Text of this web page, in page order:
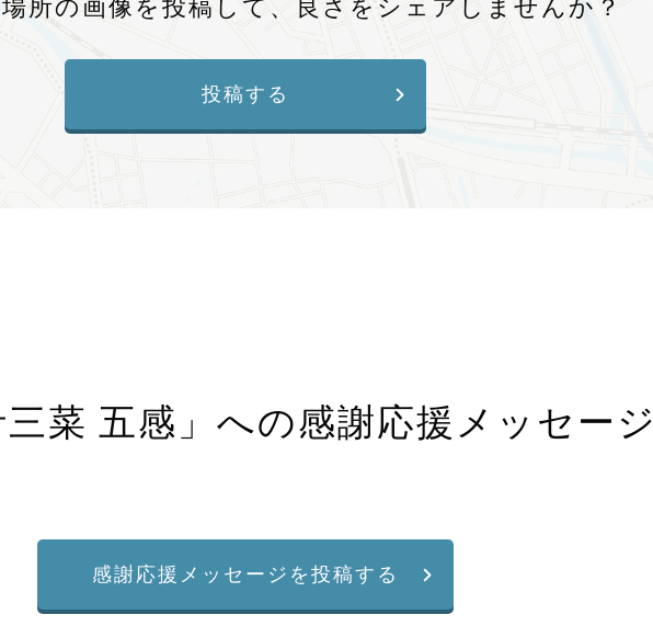
所の画像を投稿して、良さをシェアしませんか？
投稿する
菜 五感 」への感謝応援メッセージ
感謝応援メッセージを投稿する